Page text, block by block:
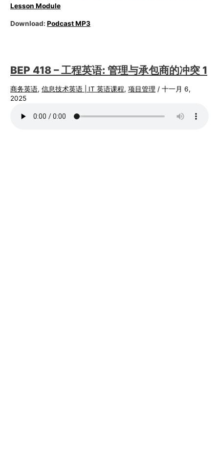
Lesson Module
Download:Podcast MP3
BEP 418 – 工程英语: 管理与承包商的冲突 1
商务英语,信息技术英语 | IT 英语课程,项目管理 /十一月 6,
2025